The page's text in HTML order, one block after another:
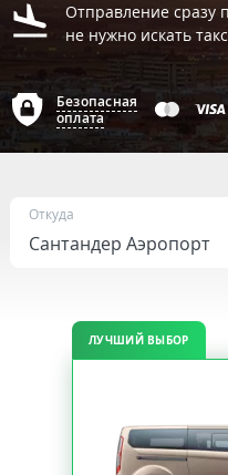
Отправление сразу
не нужно искать
Безопасная
оплата
Откуда
ЛУЧШИЙ ВЫБОР